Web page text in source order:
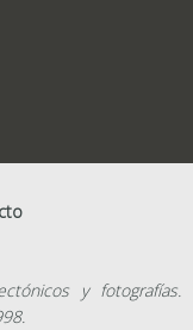
y fotografías.